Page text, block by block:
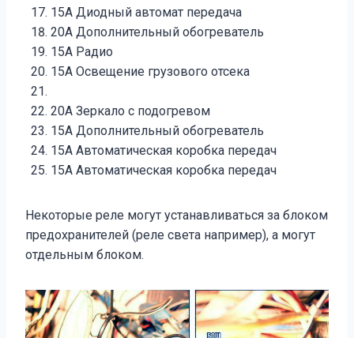
15A Диодный автомат передача
20A Дополнительный обогреватель
15A Радио
15A Освещение грузового отсека
20A Зеркало с подогревом
15A Дополнительный обогреватель
15A Автоматическая коробка передач
15A Автоматическая коробка передач
Некоторые реле могут устанавливаться за блоком
предохранителей (реле света например), а могут
отдельным блоком.